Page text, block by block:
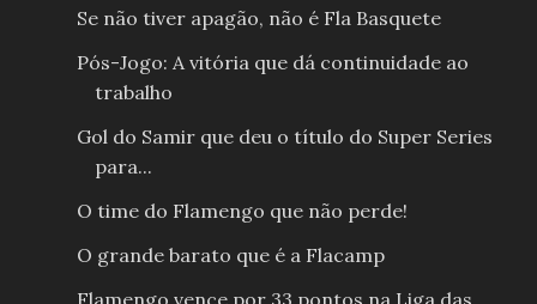
Se não tiver apagão, não é Fla Basquete
Pós-Jogo: A vitória que dá continuidade ao
trabalho
Gol do Samir que deu o título do Super Series
para...
O time do Flamengo que não perde!
O grande barato que é a Flacamp